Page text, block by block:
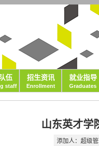
伍
staff
招生资讯
Enrollment
就业指导
Graduates
山东英才学
添加人：超级